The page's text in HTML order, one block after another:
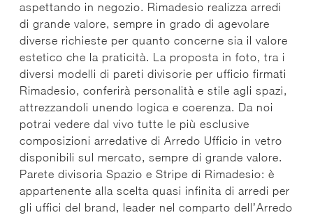
aspettando in negozio. Rimadesio realizza arredi
di grande valore, sempre in grado di agevolare
diverse richieste per quanto concerne sia il valore
estetico che la praticità. La proposta in foto, tra i
diversi modelli di pareti divisorie per ufficio firmati
Rimadesio, conferirà personalità e stile agli spazi,
attrezzandoli unendo logica e coerenza. Da noi
potrai vedere dal vivo tutte le più esclusive
composizioni arredative di Arredo Ufficio in vetro
disponibili sul mercato, sempre di grande valore.
Parete divisoria Spazio e Stripe di Rimadesio: è
appartenente alla scelta quasi infinita di arredi per
gli uffici del brand, leader nel comparto dell’Arredo